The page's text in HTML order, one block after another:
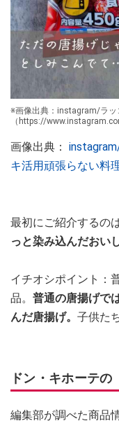
※画像出典：instagram/ラッ
（https://
画像出典：
キ活用頑張らない料
最初にご紹介するの
っと染み込んだおい
イチオシポイント：
品。 普通の唐揚げで
んだ唐揚げ。 子供た
ドン・キホーテ
編集部が調べた商品